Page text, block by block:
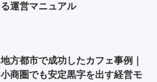
る運営マニュアル
地方都市で成功したカフェ事例｜
小商圏でも安定黒字を出す経営モ